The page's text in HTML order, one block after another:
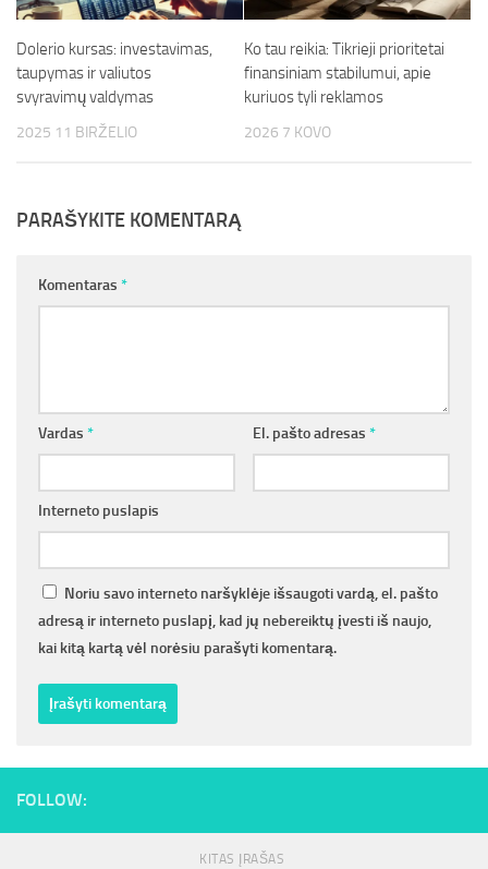
Dolerio kursas: investavimas,
taupymas ir valiutos
svyravimų valdymas
2025 11 BIRŽELIO
Ko tau reikia: Tikrieji prioritetai
finansiniam stabilumui, apie
kuriuos tyli reklamos
2026 7 KOVO
PARAŠYKITE KOMENTARĄ
Komentaras *
Vardas * El. pašto adresas *
Interneto puslapis
Noriu savo interneto naršyklėje išsaugoti vardą, el. pašto
adresą ir interneto puslapį, kad jų nebereiktų įvesti iš naujo,
kai kitą kartą vėl norėsiu parašyti komentarą.
FOLLOW:
KITAS ĮRAŠAS